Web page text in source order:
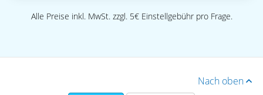
Alle Preise inkl. MwSt. zzgl. 5€ Einstellgebühr pro Frage.
Nach oben